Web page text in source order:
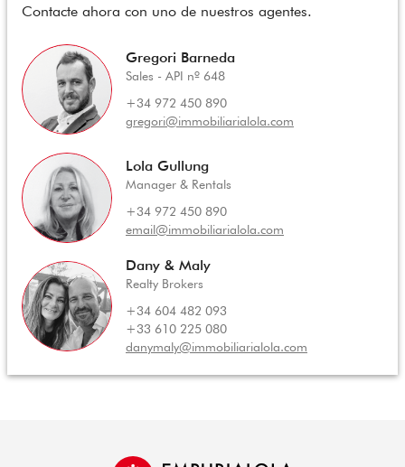
Contacte ahora con uno de nuestros agentes.
Gregori Barneda
Sales - API nº 648
+34 972 450 890
gregori@immobiliarialola.com
Lola Gullung
Manager & Rentals
+34 972 450 890
email@immobiliarialola.com
Dany & Maly
Realty Brokers
+34 604 482 093
+33 610 225 080
danymaly@immobiliarialola.com